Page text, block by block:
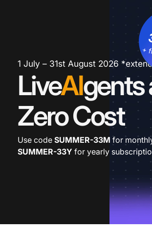
1 July – 31st August 2026
LiveAIgents
Zero Cost
+
Use code SUMMER-33M for
SUMMER-33Y for yearly